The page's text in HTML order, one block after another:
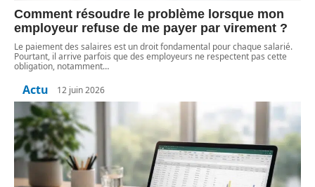
Comment résoudre le problème lorsque mon
employeur refuse de me payer par virement ?
Le paiement des salaires est un droit fondamental pour chaque salarié.
Pourtant, il arrive parfois que des employeurs ne respectent pas cette
obligation, notamment…
Actu 12 juin 2026